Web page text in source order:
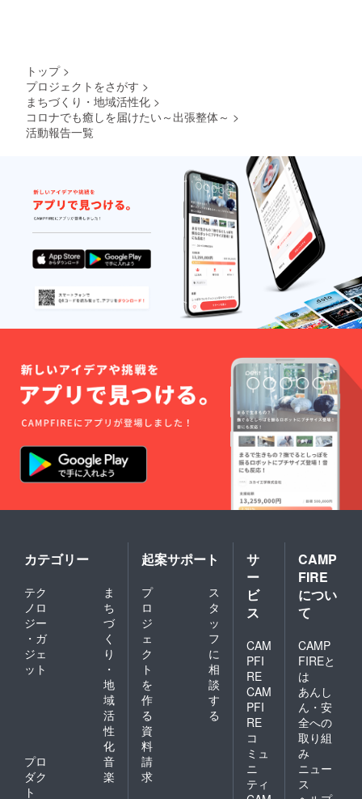
トップ >
プロジェクトをさがす >
まちづくり・地域活性化 >
コロナでも癒しを届けたい～出張整体～ >
活動報告一覧
カテゴリー
テク
ノロ
ジー
・ガ
ジェ
ット
ま
ち
づ
く
り
・
地
域
活
性
化
プロ
ダク
ト
音
楽
起案サポート
プ
ロ
ジ
ェ
ク
ト
を
作
る
ス
タ
ッ
フ
に
相
談
す
る
資
料
請
求
サ
ー
ビ
ス
CAM
PFI
RE
CAM
PFI
RE
コ
ミュ
ニ
ティ
CAMP
FIRE
につい
て
CAMP
FIREと
は
あんし
ん・安
全への
取り組
み
ニュー
ス